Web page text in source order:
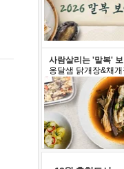
사람살리는 '말복'
옹달샘 닭개장&채